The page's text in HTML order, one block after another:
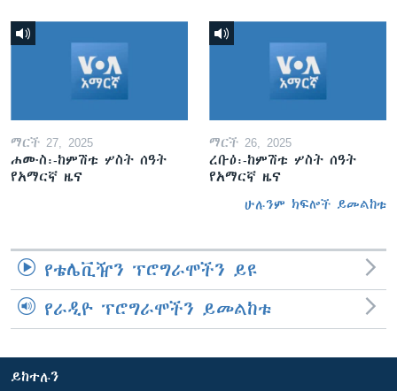
ማርች 27, 2025
ሐሙስ፡-ከምሽቱ ሦስት ሰዓት
የአማርኛ ዜና
ማርች 26, 2025
ረቡዕ፡-ከምሽቱ ሦስት ሰዓት
የአማርኛ ዜና
ሁሉንም ክፍሎች ይመልከቱ
የቴሌቪዥን ፕሮግራሞችን ይዩ
የራዲዮ ፕሮግራሞችን ይመልከቱ
ይከተሉን